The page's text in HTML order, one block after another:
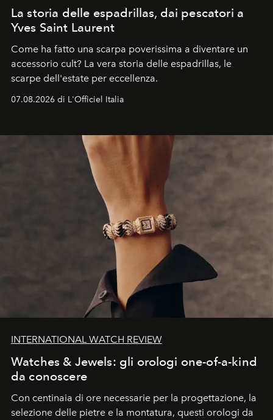
La storia delle espadrillas, dai pescatori a
Yves Saint Laurent
Come ha fatto una scarpa poverissima a diventare un
accessorio cult? La vera storia delle espadrillas, le
scarpe dell'estate per eccellenza.
07.08.2026 di L'Officiel Italia
INTERNATIONAL WATCH REVIEW
Watches & Jewels: gli orologi one-of-a-kind
da conoscere
Con centinaia di ore necessarie per la progettazione, la
selezione delle pietre e la montatura, questi orologi da